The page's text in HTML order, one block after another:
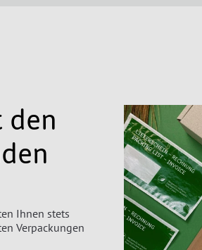
Ihnen stets
Verpackungen